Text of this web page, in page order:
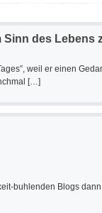
Sinn des Lebens
weil er einen
[…]
buhlenden Blogs